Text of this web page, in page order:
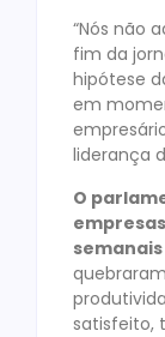
“Nós não
fim da
hipótese
em
liderança
O
satisfeito,